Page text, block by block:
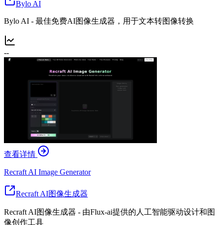
Bylo AI
Bylo AI - 最佳免费AI图像生成器，用于文本转图像转换
--
查看详情
Recraft AI Image Generator
Recraft AI图像生成器
Recraft AI图像生成器 - 由Flux-ai提供的人工智能驱动设计和图
像创作工具